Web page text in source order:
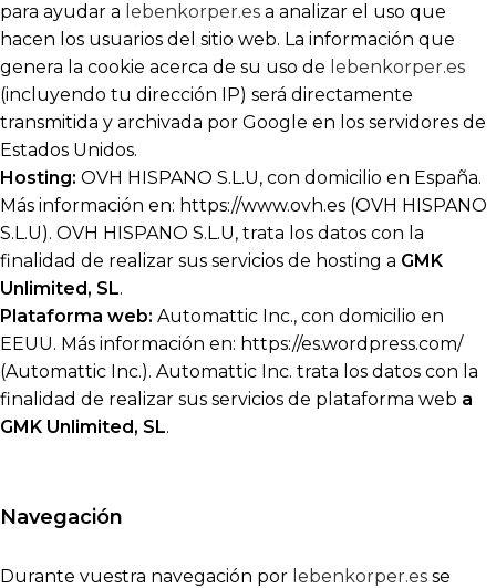
para ayudar a lebenkorper.es a analizar el uso que
hacen los usuarios del sitio web. La información que
genera la cookie acerca de su uso de lebenkorper.es
(incluyendo tu dirección IP) será directamente
transmitida y archivada por Google en los servidores de
Estados Unidos.
Hosting: OVH HISPANO S.L.U, con domicilio en España.
Más información en: https://www.ovh.es (OVH HISPANO
S.L.U). OVH HISPANO S.L.U, trata los datos con la
finalidad de realizar sus servicios de hosting a GMK
Unlimited, SL.
Plataforma web: Automattic Inc., con domicilio en
EEUU. Más información en: https://es.wordpress.com/
(Automattic Inc.). Automattic Inc. trata los datos con la
finalidad de realizar sus servicios de plataforma web a
GMK Unlimited, SL.
Navegación
Durante vuestra navegación por lebenkorper.es se